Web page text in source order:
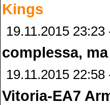
Kings
19.11.2015 23:23
complessa,
19.11.2015 22:58
Vitoria-EA7